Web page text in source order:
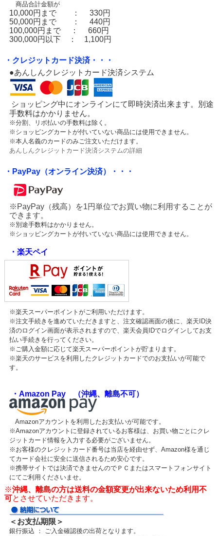
商品合計金額が
10,000円まで ： 330円
50,000円まで ： 440円
100,000円まで ： 660円
300,000円以下 ： 1,100円
・クレジットカード決済・・・
●あんしんクレジットカード決済システム
ショッピング中にオンラインにて即時決済出来ます。別途
手数料はかかりません。
※分割、リボ払いの手数料は除く。
※ショッピングカートが付いていない商品には使用できません。
※本人名義のカードのみご注文いただけます。
あんしんクレジットカード決済システムの詳細
・PayPay（オンライン決済）・・・
※PayPay（残高）を1円単位でお買い物に利用することが
できます。
※別途手数料はかかりません。
※ショッピングカートが付いていない商品には使用できません。
・楽天ペイ
※楽天スーパーポイントがご利用いただけます。
※注文手続きを進めていただきますと、注文確認画面の後に、楽天ID決
済のログイン画面が表示されますので、楽天会員IDでログインしてお支
払い手続きを行ってください。
※ご購入金額に応じて楽天スーパーポイントが貯まります。
※楽天のサービスを利用したクレジットカードでのお支払いが可能で
す。
・Amazon Pay （沖縄、離島不可）
Amazonアカウントを利用したお支払いが可能です。
※Amazonアカウントに登録されているお客様は、お買い物ごとにクレ
ジットカード情報を入力する必要がございません。
※お客様のクレジットカード番号は当店を経由せず、Amazon様を通じ
てカード会社に安全に送信されるため安心です。
※携帯サイトでは決済できませんのでＰＣまたはスマートフォンサイト
にてご利用くださいませ。
※沖縄、離島の方は送料の金額変更が出来ないため利用不
可とさせていただきます。
＜お支払期限＞
銀行振込 ： ご入金確認後の出荷となります。